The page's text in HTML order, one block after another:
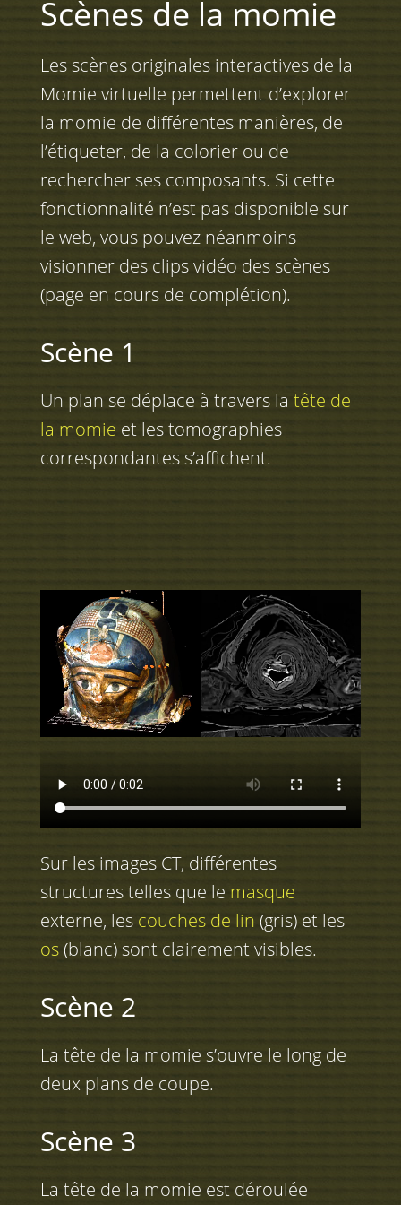
Scènes de la momie
Les scènes originales interactives de la
Momie virtuelle permettent d’explorer
la momie de différentes manières, de
l’étiqueter, de la colorier ou de
rechercher ses composants. Si cette
fonctionnalité n’est pas disponible sur
le web, vous pouvez néanmoins
visionner des clips vidéo des scènes
(page en cours de complétion).
Scène 1
Un plan se déplace à travers la tête de
la momie et les tomographies
correspondantes s’affichent.
Sur les images CT, différentes
structures telles que le masque
externe, les couches de lin (gris) et les
os(blanc) sont clairement visibles.
Scène 2
La tête de la momie s’ouvre le long de
deux plans de coupe.
Scène 3
La tête de la momie est déroulée